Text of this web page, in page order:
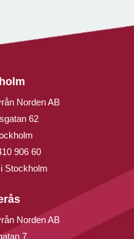
Norden AB
62
906 60
Stockholm
Norden AB
7